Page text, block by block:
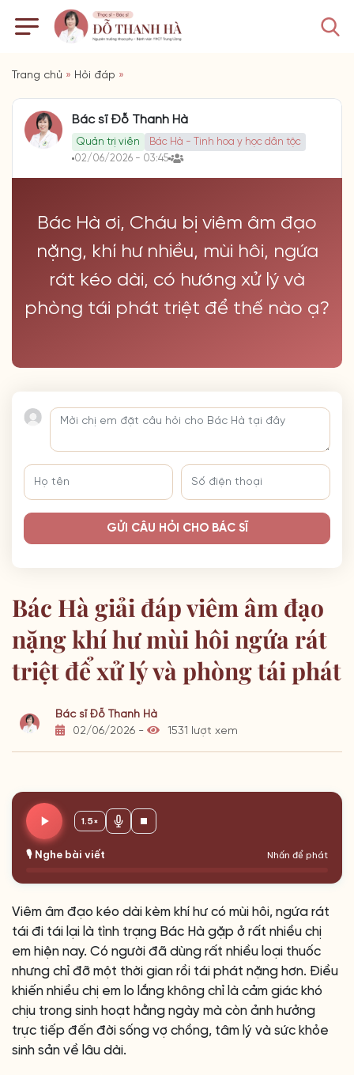
Trang chủ » Hỏi đáp »
Bác sĩ Đỗ Thanh Hà
Quản trị viên
Bác Hà - Tinh hoa y học dân tộc
02/06/2026 - 03:45
Bác Hà ơi, Cháu bị viêm âm đạo
nặng, khí hư nhiều, mùi hôi, ngứa
rát kéo dài, có hướng xử lý và
phòng tái phát triệt để thế nào ạ?
GỬI CÂU HỎI CHO BÁC SĨ
Bác Hà giải đáp viêm âm đạo
nặng khí hư mùi hôi ngứa rát
triệt để xử lý và phòng tái phát
Bác sĩ Đỗ Thanh Hà
02/06/2026 -
1531 lượt xem
🎙️ Nghe bài viết Nhấn để phát
1.5×
Viêm âm đạo kéo dài kèm khí hư có mùi hôi, ngứa rát
tái đi tái lại là tình trạng Bác Hà gặp ở rất nhiều chị
em hiện nay. Có người đã dùng rất nhiều loại thuốc
nhưng chỉ đỡ một thời gian rồi tái phát nặng hơn. Điều
khiến nhiều chị em lo lắng không chỉ là cảm giác khó
chịu trong sinh hoạt hằng ngày mà còn ảnh hưởng
trực tiếp đến đời sống vợ chồng, tâm lý và sức khỏe
sinh sản về lâu dài.